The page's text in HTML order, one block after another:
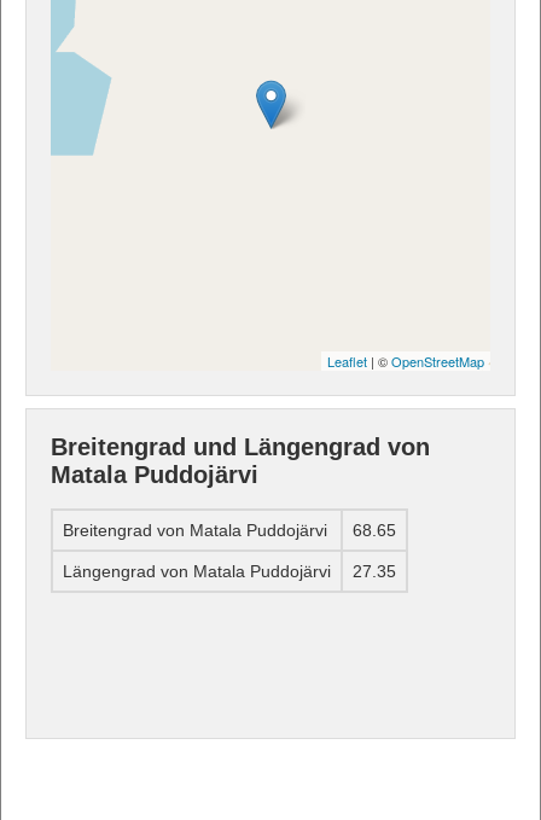
Leaflet | ©OpenStreetMap
Breitengrad und Längengrad von
Matala Puddojärvi
Breitengrad von Matala Puddojärvi 68.65
Längengrad von Matala Puddojärvi 27.35